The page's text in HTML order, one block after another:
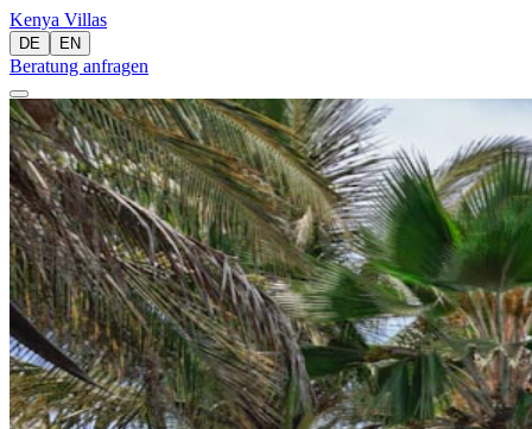
Kenya Villas
DE EN
Beratung anfragen